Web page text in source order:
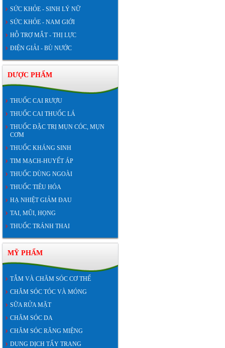
SỨC KHỎE - SINH LÝ NỮ
SỨC KHỎE - NAM GIỚI
HỖ TRỢ MẮT - THỊ LỰC
ĐIỆN GIẢI - BÙ NƯỚC
DƯỢC PHẨM
THUỐC CAI RƯỢU
THUỐC CAI THUỐC LÁ
THUỐC ĐẶC TRỊ MỤN CÓC, MỤN
CƠM
THUỐC KHÁNG SINH
TIM MẠCH-HUYẾT ÁP
THUỐC DÙNG NGOÀI
THUỐC TIÊU HÓA
HẠ NHIỆT GIẢM ĐAU
TAI, MŨI, HỌNG
THUỐC TRÁNH THAI
MỸ PHẨM
TẮM VÀ CHĂM SÓC CƠ THỂ
CHĂM SÓC TÓC VÀ MÓNG
SỮA RỬA MẶT
CHĂM SÓC DA
CHĂM SÓC RĂNG MIỆNG
DUNG DỊCH TẨY TRANG